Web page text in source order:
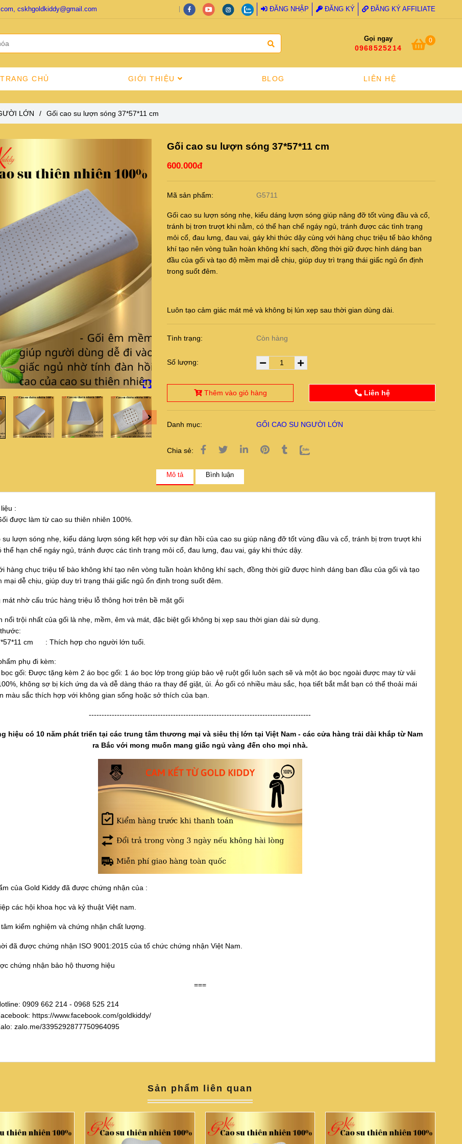
cskhgoldkiddy@gmail.com ĐĂNG NHẬP ĐĂNG KÝ ĐĂNG KÝ AFFILIATE
Gọi ngay
0968525214
0
TRANG CHỦ GIỚI THIỆU BLOG LIÊN HỆ
LỚN / Gối cao su lượn sóng 37*57*11 cm
Gối cao su lượn sóng 37*57*11 cm
600.000đ
Mã sản phẩm: G5711
Gối cao su lượn sóng nhẹ, kiểu dáng lượn sóng giúp nâng đỡ tốt vùng đầu và cổ,
tránh bị trơn trượt khi nằm, có thể hạn chế ngáy ngủ, tránh được các tình trạng
mỏi cổ, đau lưng, đau vai, gáy khi thức dậy cùng với hàng chục triệu tế bào không
khí tạo nên vòng tuần hoàn không khí sạch, đồng thời giữ được hình dáng ban
đầu của gối và tạo độ mềm mại dễ chịu, giúp duy trì trạng thái giấc ngủ ổn định
trong suốt đêm.
Luôn tạo cảm giác mát mẻ và không bị lún xẹp sau thời gian dùng dài.
Tình trạng: Còn hàng
Số lượng:
Thêm vào giỏ hàng Liên hệ
Danh mục: GỐI CAO SU NGƯỜI LỚN
Chia sẻ:
Mô tả Bình luận
:
làm từ cao su thiên nhiên 100%.
su lượn sóng nhẹ, kiểu dáng lượn sóng kết hợp với sự đàn hồi của cao su giúp nâng đỡ tốt vùng đầu và cổ, tránh bị trơn trượt khi
thể hạn chế ngáy ngủ, tránh được các tình trạng mỏi cổ, đau lưng, đau vai, gáy khi thức dậy.
hàng chục triệu tế bào không khí tạo nên vòng tuần hoàn không khí sạch, đồng thời giữ được hình dáng ban đầu của gối và tạo
mại dễ chịu, giúp duy trì trạng thái giấc ngủ ổn định trong suốt đêm.
mát nhờ cấu trúc hàng triệu lỗ thông hơi trên bề mặt gối
nổi trội nhất của gối là nhẹ, mềm, êm và mát, đặc biệt gối không bị xẹp sau thời gian dài sử dụng.
cm : Thích hợp cho người lớn tuổi.
phụ đi kèm:
gối: Được tặng kèm 2 áo bọc gối: 1 áo bọc lớp trong giúp bảo vệ ruột gối luôn sạch sẽ và một áo bọc ngoài được may từ vải
không sợ bị kích ứng da và dễ dàng tháo ra thay để giặt, ủi. Áo gối có nhiều màu sắc, họa tiết bắt mắt bạn có thể thoải mái
màu sắc thích hợp với không gian sống hoặc sở thích của bạn.
---------------------------------------------------------------------------------------
hiệu có 10 năm phát triển tại các trung tâm thương mại và siêu thị lớn tại Việt Nam - các cửa hàng trải dài khắp từ Nam
ra Bắc với mong muốn mang giấc ngủ vàng đến cho mọi nhà.
của Gold Kiddy đã được chứng nhận của :
các hội khoa học và kỷ thuật Việt nam.
kiểm nghiệm và chứng nhận chất lượng.
đã được chứng nhận ISO 9001:2015 của tổ chức chứng nhận Việt Nam.
chứng nhận bảo hộ thương hiệu
===
0909 662 214 - 0968 525 214
https://www.facebook.com/goldkiddy/
zalo.me/3395292877750964095
Sản phẩm liên quan